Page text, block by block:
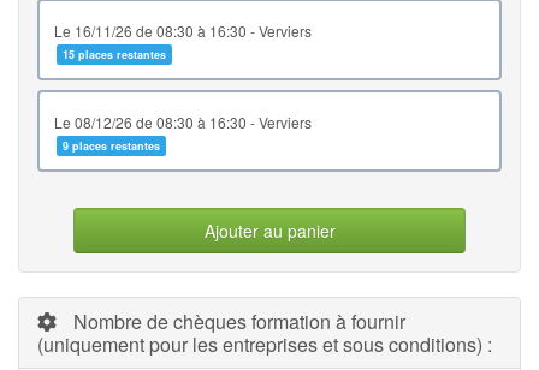
le 16/11/26 de 08:30 à 16:30 - Verviers
15 places restantes
le 08/12/26 de 08:30 à 16:30 - Verviers
9 places restantes
Ajouter au panier
Nombre de chèques formation à fournir
(uniquement pour les entreprises et sous conditions) :